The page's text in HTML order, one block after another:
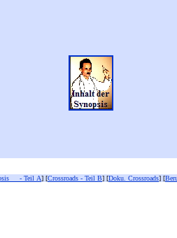
- Teil A] [Crossroads - Teil B] [Doku. Crossroads] [